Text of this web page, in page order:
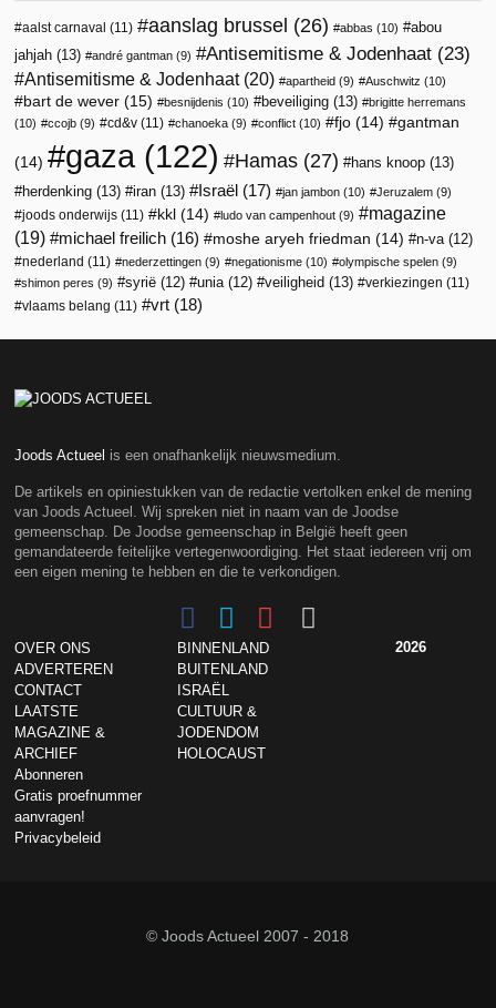
aalst carnaval (11) aanslag brussel (26) abbas (10)
abou
jahjah (13) andré gantman (9) Antisemitisme & Jodenhaat (23)
Antisemitisme & Jodenhaat(20) apartheid (9) Auschwitz (10)
bart de wever (15) besnijdenis (10) beveiliging (13)
brigitte herremans
(10)
ccojb (9) cd&v (11) chanoeka (9) conflict (10) fjo (14) gantman
(14) gaza (122) Hamas (27) hans knoop (13)
herdenking (13) iran (13) Israël (17) jan jambon (10) Jeruzalem (9)
joods onderwijs (11) kkl (14) ludo van campenhout (9)
magazine
(19)
michael freilich (16) moshe aryeh friedman (14) n-va (12)
nederland (11) nederzettingen (9) negationisme (10) olympische spelen (9)
shimon peres (9) syrië (12) unia (12) veiligheid (13) verkiezingen (11)
vlaams belang (11) vrt (18)
Joods Actueel is een onafhankelijk nieuwsmedium.
De artikels en opiniestukken van de redactie vertolken enkel de mening
van Joods Actueel. Wij spreken niet in naam van de Joodse
gemeenschap. De Joodse gemeenschap in België heeft geen
gemandateerde feitelijke vertegenwoordiging. Het staat iedereen vrij om
een eigen mening te hebben en die te verkondigen.
OVER ONS
ADVERTEREN
CONTACT
LAATSTE
MAGAZINE &
ARCHIEF
Abonneren
Gratis proefnummer
aanvragen!
Privacybeleid
BINNENLAND
BUITENLAND
ISRAËL
CULTUUR &
JODENDOM
HOLOCAUST
2026
© Joods Actueel 2007 - 2018